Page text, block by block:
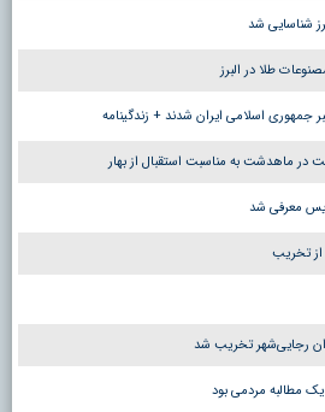
طلا در البرز
جمهوری اسلامی ایران شدند + زندگینامه
در ماهدشت به مناسبت استقبال از بهار
معرفی شد
از تخریب
رجایی‌شهر تخریب شد
مطالبه مردمی بود